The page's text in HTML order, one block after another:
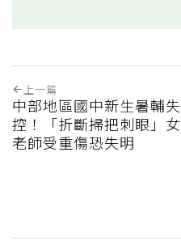
上一篇
中部地區國中新生暑輔失
控！「折斷掃把刺眼」女
老師受重傷恐失明